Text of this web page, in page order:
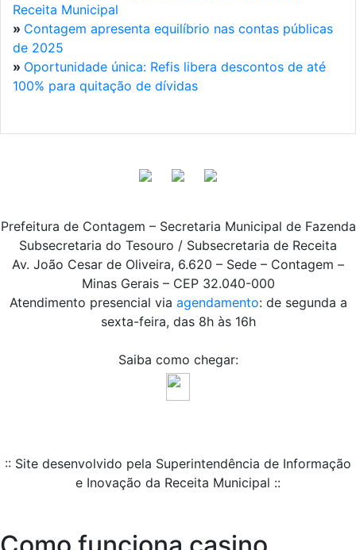
Receita Municipal
» Contagem apresenta equilíbrio nas contas públicas
de 2025
» Oportunidade única: Refis libera descontos de até
100% para quitação de dívidas
Prefeitura de Contagem – Secretaria Municipal de Fazenda
Subsecretaria do Tesouro / Subsecretaria de Receita
Av. João Cesar de Oliveira, 6.620 – Sede – Contagem –
Minas Gerais – CEP 32.040-000
Atendimento presencial via agendamento: de segunda a
sexta-feira, das 8h às 16h
Saiba como chegar:
:: Site desenvolvido pela Superintendência de Informação
e Inovação da Receita Municipal ::